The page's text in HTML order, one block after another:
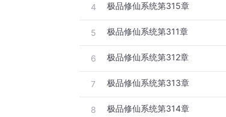
4 极品修仙系统第315章
5 极品修仙系统第311章
6 极品修仙系统第312章
7 极品修仙系统第313章
8 极品修仙系统第314章